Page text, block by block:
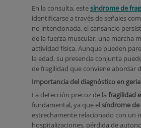
En la consulta, estesíndrome de
identificarse a través de señales
no intencionada, el cansancio
de la fuerza muscular, una marcha
actividad física. Aunque pueden
la edad, su presencia conjunta
de fragilidad que conviene abordar
Importancia del diagnóstico en
La detección precoz de la fragilidad
fundamental, ya que el síndrome
estrechamente relacionado con un
hospitalizaciones, pérdida de